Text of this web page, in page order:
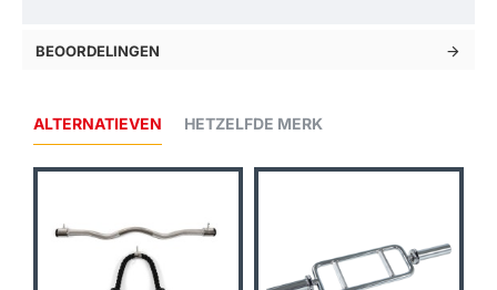
BEOORDELINGEN
ALTERNATIEVEN HETZELFDE MERK